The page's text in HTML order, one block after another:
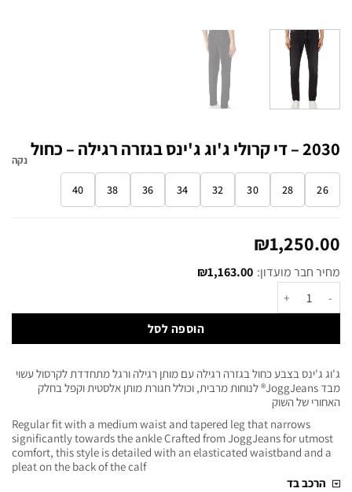
2030 – די קרולי ג'וג ג'ינס בגזרה רגילה – כחול
26
28
30
32
34
36
38
40
נקה
₪1,250.00
מחיר חבר מועדון: ₪1,163.00
הוספה לסל
ג'וג ג'ינס בצבע כחול בגזרה רגילה עם מותן רגילה ורגל מתחדדת לקרסול עשוי
מבד JoggJeans® לנוחות מרבית, וכולל חגורת מותן אלסטית וקפל בחלק
האחורי של השוק
Regular fit with a medium waist and tapered leg that narrows
significantly towards the ankle Crafted from JoggJeans for utmost
comfort, this style is detailed with an elasticated waistband and a
pleat on the back of the calf
הרכב בד